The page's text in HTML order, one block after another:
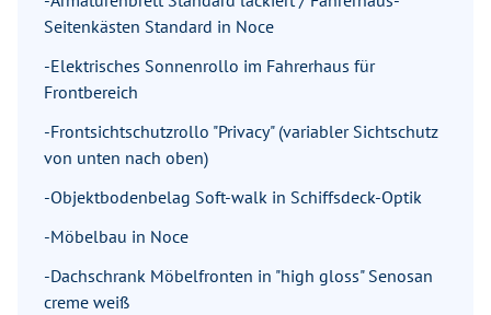
Seitenkästen Standard in Noce
-Elektrisches Sonnenrollo im Fahrerhaus für
Frontbereich
-Frontsichtschutzrollo "Privacy" (variabler Sichtschutz
von unten nach oben)
-Objektbodenbelag Soft-walk in Schiffsdeck-Optik
-Möbelbau in Noce
-Dachschrank Möbelfronten in "high gloss" Senosan
creme weiß